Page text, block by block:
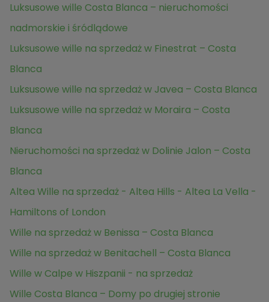
Luksusowe wille Costa Blanca – nieruchomości
nadmorskie i śródlądowe
Luksusowe wille na sprzedaż w Finestrat – Costa
Blanca
Luksusowe wille na sprzedaż w Javea – Costa Blanca
Luksusowe wille na sprzedaż w Moraira – Costa
Blanca
Nieruchomości na sprzedaż w Dolinie Jalon – Costa
Blanca
Altea Wille na sprzedaż - Altea Hills - Altea La Vella -
Hamiltons of London
Wille na sprzedaż w Benissa – Costa Blanca
Wille na sprzedaż w Benitachell – Costa Blanca
Wille w Calpe w Hiszpanii - na sprzedaż
Wille Costa Blanca – Domy po drugiej stronie